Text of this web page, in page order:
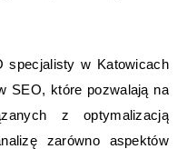
specjalisty w Katowicach
SEO, które pozwalają na
z optymalizacją
zarówno aspektów